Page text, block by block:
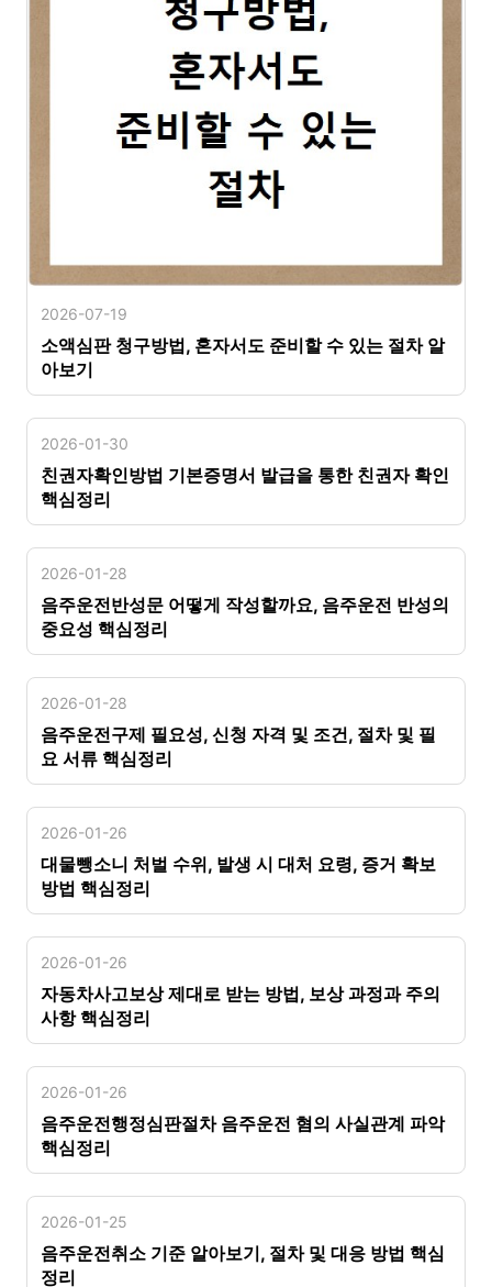
2026-07-19
소액심판 청구방법, 혼자서도 준비할 수 있는 절차 알
아보기
2026-01-30
친권자확인방법 기본증명서 발급을 통한 친권자 확인
핵심정리
2026-01-28
음주운전반성문 어떻게 작성할까요, 음주운전 반성의
중요성 핵심정리
2026-01-28
음주운전구제 필요성, 신청 자격 및 조건, 절차 및 필
요 서류 핵심정리
2026-01-26
대물뺑소니 처벌 수위, 발생 시 대처 요령, 증거 확보
방법 핵심정리
2026-01-26
자동차사고보상 제대로 받는 방법, 보상 과정과 주의
사항 핵심정리
2026-01-26
음주운전행정심판절차 음주운전 혐의 사실관계 파악
핵심정리
2026-01-25
음주운전취소 기준 알아보기, 절차 및 대응 방법 핵심
정리